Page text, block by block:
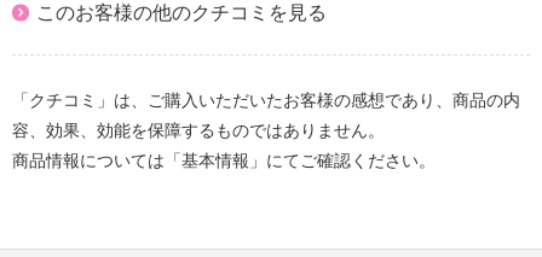
このお客様の他のクチコミを見る
「クチコミ」は、ご購入いただいたお客様の感想であり、商品の内
容、効果、効能を保障するものではありません。
商品情報については「基本情報」にてご確認ください。